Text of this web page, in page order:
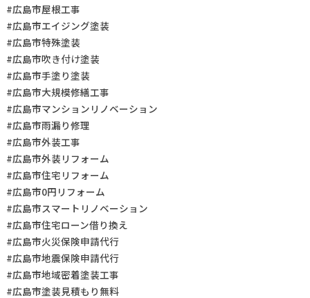
#広島市屋根工事
#広島市エイジング塗装
#広島市特殊塗装
#広島市吹き付け塗装
#広島市手塗り塗装
#広島市大規模修繕工事
#広島市マンションリノベーション
#広島市雨漏り修理
#広島市外装工事
#広島市外装リフォーム
#広島市住宅リフォーム
#広島市0円リフォーム
#広島市スマートリノベーション
#広島市住宅ローン借り換え
#広島市火災保険申請代行
#広島市地震保険申請代行
#広島市地域密着塗装工事
#広島市塗装見積もり無料